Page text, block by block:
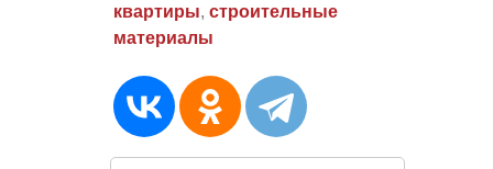
квартиры, строительные
материалы